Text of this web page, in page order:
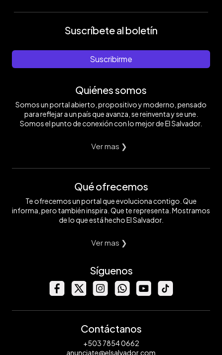
Suscríbete al boletín
Suscribirme
Quiénes somos
Somos un portal abierto, propositivo y moderno, pensado
para reflejar a un país que avanza, se reinventa y se une.
Somos el punto de conexión con lo mejor de El Salvador.
Ver mas ❯
Qué ofrecemos
Te ofrecemos un portal que evoluciona contigo. Que
informa, pero también inspira. Que te representa. Mostramos
de lo que está hecho El Salvador.
Ver mas ❯
Síguenos
Contáctanos
+503 7854 0662
anunciate@elsalvador.com